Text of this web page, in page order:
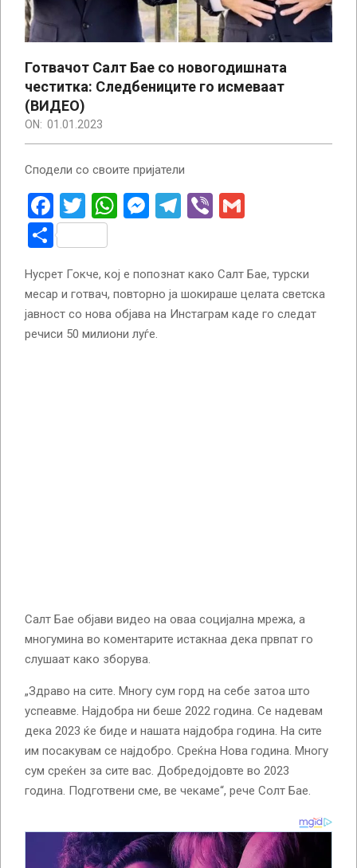
Готвачот Салт Бае со новогодишната
честитка: Следбениците го исмеваат
(ВИДЕО)
ON: 01.01.2023
Сподели со своите пријатели
Facebook
Twitter
WhatsApp
Messenger
Telegram
Viber
Share
Нусрет Гокче, кој е попознат како Салт Бае, турски
месар и готвач, повторно ја шокираше целата светска
јавност со нова објава на Инстаграм каде го следат
речиси 50 милиони луѓе.
Салт Бае објави видео на оваа социјална мрежа, а
многумина во коментарите истакнаа дека првпат го
слушаат како зборува.
„Здраво на сите. Многу сум горд на себе затоа што
успеавме. Најдобра ни беше 2022 година. Се надевам
дека 2023 ќе биде и нашата најдобра година. На сите
им посакувам се најдобро. Среќна Нова година. Многу
сум среќен за сите вас. Добредојдовте во 2023
година. Подготвени сме, ве чекаме“, рече Солт Бае.